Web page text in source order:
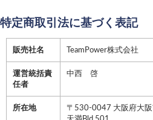
特定商取引法に基づく表記
販売社名 TeamPower株式会社
運営統括責
任者
中西 啓
所在地
〒530-0047 大阪府大